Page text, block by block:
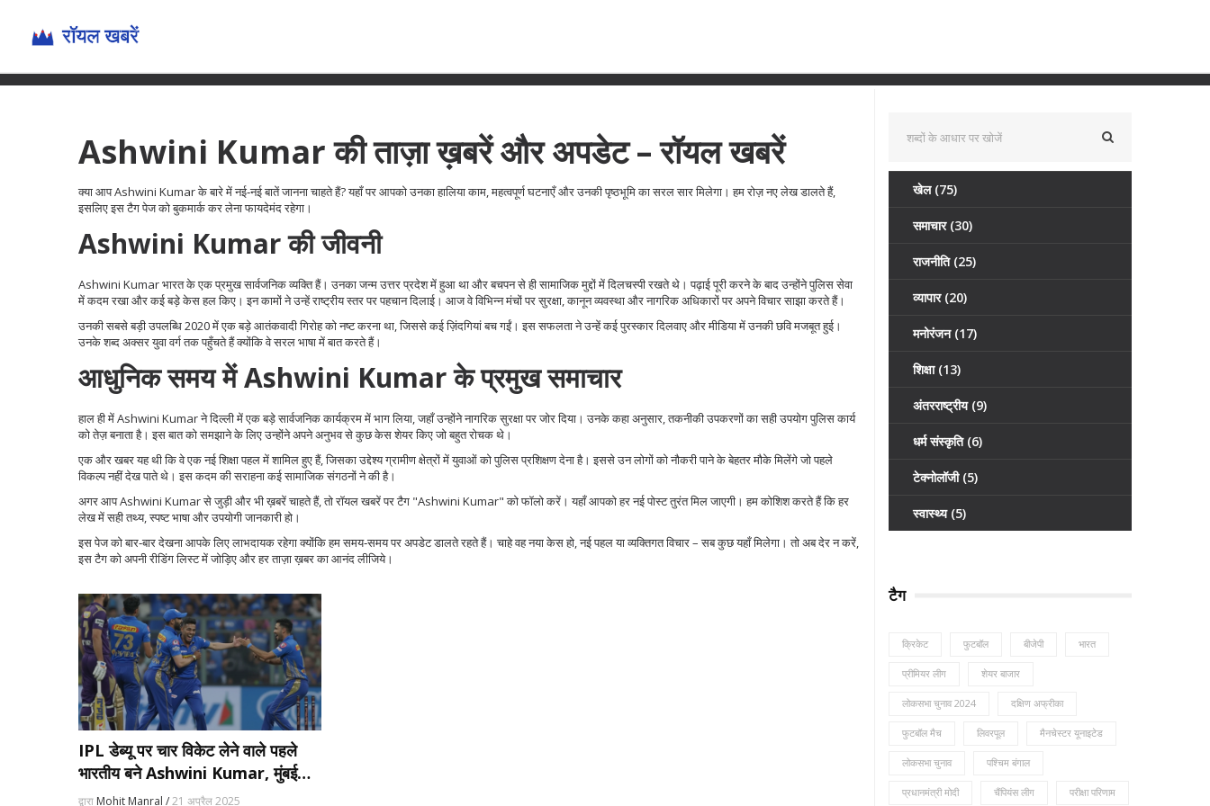
Ashwini Kumar की ताज़ा ख़बरें और अपडेट – रॉयल खबरें
क्या आप Ashwini Kumar के बारे में नई‑नई बातें जानना चाहते हैं? यहाँ पर आपको उनका हालिया काम, महत्वपूर्ण घटनाएँ और उनकी पृष्ठभूमि का सरल सार मिलेगा। हम रोज़ नए लेख डालते हैं,
इसलिए इस टैग पेज को बुकमार्क कर लेना फायदेमंद रहेगा।
Ashwini Kumar की जीवनी
Ashwini Kumar भारत के एक प्रमुख सार्वजनिक व्यक्ति हैं। उनका जन्म उत्तर प्रदेश में हुआ था और बचपन से ही सामाजिक मुद्दों में दिलचस्पी रखते थे। पढ़ाई पूरी करने के बाद उन्होंने पुलिस सेवा
में कदम रखा और कई बड़े केस हल किए। इन कामों ने उन्हें राष्ट्रीय स्तर पर पहचान दिलाई। आज वे विभिन्न मंचों पर सुरक्षा, कानून व्यवस्था और नागरिक अधिकारों पर अपने विचार साझा करते हैं।
उनकी सबसे बड़ी उपलब्धि 2020 में एक बड़े आतंकवादी गिरोह को नष्ट करना था, जिससे कई ज़िंदगियां बच गईं। इस सफलता ने उन्हें कई पुरस्कार दिलवाए और मीडिया में उनकी छवि मजबूत हुई।
उनके शब्द अक्सर युवा वर्ग तक पहुँचते हैं क्योंकि वे सरल भाषा में बात करते हैं।
आधुनिक समय में Ashwini Kumar के प्रमुख समाचार
हाल ही में Ashwini Kumar ने दिल्ली में एक बड़े सार्वजनिक कार्यक्रम में भाग लिया, जहाँ उन्होंने नागरिक सुरक्षा पर जोर दिया। उनके कहा अनुसार, तकनीकी उपकरणों का सही उपयोग पुलिस कार्य
को तेज़ बनाता है। इस बात को समझाने के लिए उन्होंने अपने अनुभव से कुछ केस शेयर किए जो बहुत रोचक थे।
एक और खबर यह थी कि वे एक नई शिक्षा पहल में शामिल हुए हैं, जिसका उद्देश्य ग्रामीण क्षेत्रों में युवाओं को पुलिस प्रशिक्षण देना है। इससे उन लोगों को नौकरी पाने के बेहतर मौके मिलेंगे जो पहले
विकल्प नहीं देख पाते थे। इस कदम की सराहना कई सामाजिक संगठनों ने की है।
अगर आप Ashwini Kumar से जुड़ी और भी ख़बरें चाहते हैं, तो रॉयल खबरें पर टैग "Ashwini Kumar" को फॉलो करें। यहाँ आपको हर नई पोस्ट तुरंत मिल जाएगी। हम कोशिश करते हैं कि हर
लेख में सही तथ्य, स्पष्ट भाषा और उपयोगी जानकारी हो।
इस पेज को बार‑बार देखना आपके लिए लाभदायक रहेगा क्योंकि हम समय‑समय पर अपडेट डालते रहते हैं। चाहे वह नया केस हो, नई पहल या व्यक्तिगत विचार – सब कुछ यहाँ मिलेगा। तो अब देर न करें,
इस टैग को अपनी रीडिंग लिस्ट में जोड़िए और हर ताज़ा ख़बर का आनंद लीजिये।
IPL डेब्यू पर चार विकेट लेने वाले पहले
भारतीय बने Ashwini Kumar, मुंबई
इंडियंस को दिलाई जीत
द्वारा Mohit Manral /21 अप्रैल 2025
खेल (75)
समाचार (30)
राजनीति (25)
व्यापार (20)
मनोरंजन (17)
शिक्षा (13)
अंतरराष्ट्रीय (9)
धर्म संस्कृति (6)
टेक्नोलॉजी (5)
स्वास्थ्य (5)
टैग
क्रिकेट फुटबॉल बीजेपी भारत
प्रीमियर लीग शेयर बाजार
लोकसभा चुनाव 2024 दक्षिण अफ्रीका
फुटबॉल मैच लिवरपूल मैनचेस्टर यूनाइटेड
लोकसभा चुनाव पश्चिम बंगाल
प्रधानमंत्री मोदी चैंपियंस लीग परीक्षा परिणाम